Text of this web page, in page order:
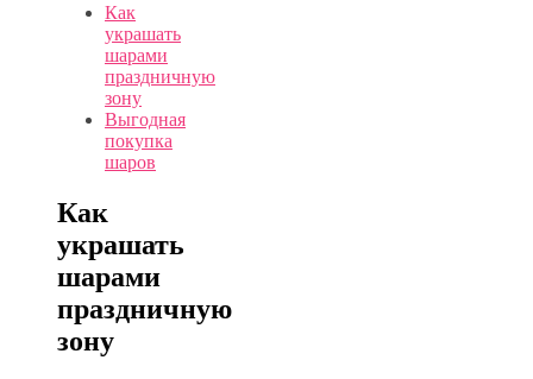
Как
украшать
шарами
праздничную
зону
Выгодная
покупка
шаров
Как
украшать
шарами
праздничную
зону